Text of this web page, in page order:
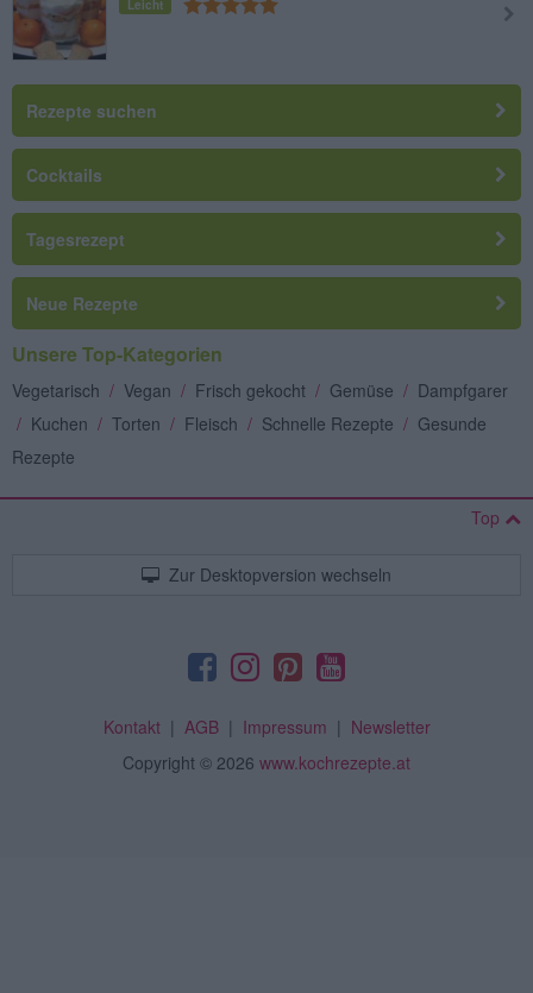
Leicht
Rezepte suchen
Cocktails
Tagesrezept
Neue Rezepte
Unsere Top-Kategorien
Vegetarisch / Vegan / Frisch gekocht / Gemüse / Dampfgarer
/ Kuchen / Torten / Fleisch / Schnelle Rezepte / Gesunde
Rezepte
Top
Zur Desktopversion wechseln
Kontakt| AGB| Impressum | Newsletter
Copyright © 2026 www.kochrezepte.at